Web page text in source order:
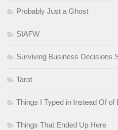
Probably Just a Ghost
SIAFW
Surviving Business Decisions
Tarot
Things I Typed in Instead Of
Things That Ended Up Here